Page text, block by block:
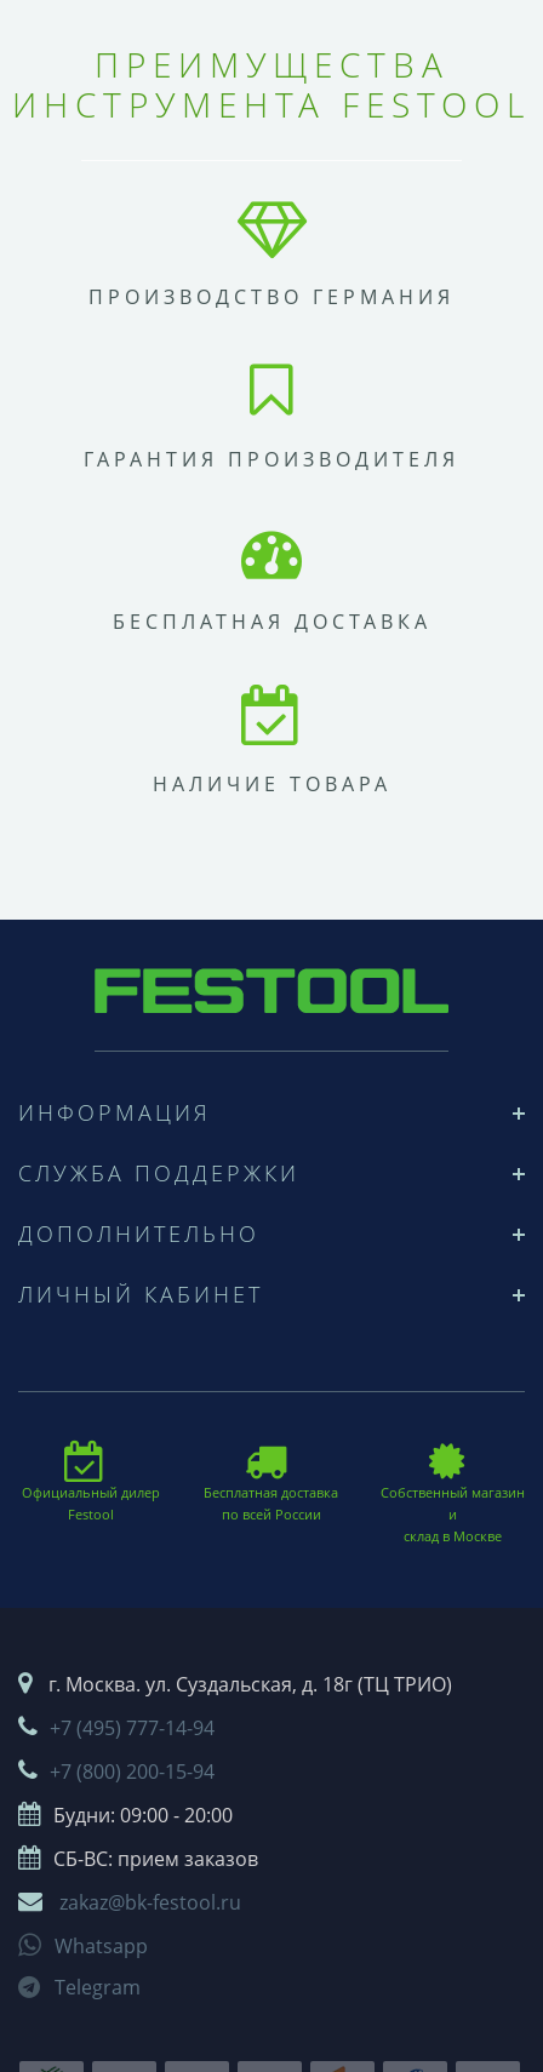
ПРЕИМУЩЕСТВА
ИНСТРУМЕНТА FESTOOL
ПРОИЗВОДСТВО ГЕРМАНИЯ
ГАРАНТИЯ ПРОИЗВОДИТЕЛЯ
БЕСПЛАТНАЯ ДОСТАВКА
НАЛИЧИЕ ТОВАРА
ИНФОРМАЦИЯ
СЛУЖБА ПОДДЕРЖКИ
ДОПОЛНИТЕЛЬНО
ЛИЧНЫЙ КАБИНЕТ
Официальный дилер
Festool
Бесплатная доставка
по всей России
Собственный магазин
и
склад в Москве
г. Москва. ул. Суздальская, д. 18г (ТЦ ТРИО)
+7 (495) 777-14-94
+7 (800) 200-15-94
Будни: 09:00 - 20:00
СБ-ВС: прием заказов
zakaz@bk-festool.ru
Whatsapp
Telegram